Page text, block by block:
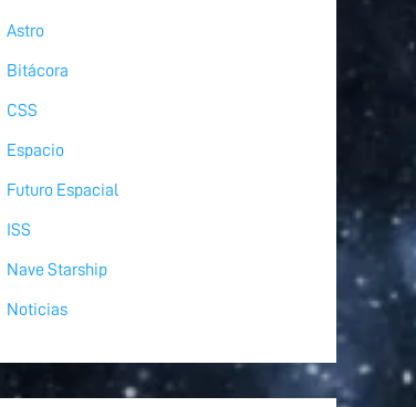
Astro
Bitácora
CSS
Espacio
Futuro Espacial
ISS
Nave Starship
Noticias